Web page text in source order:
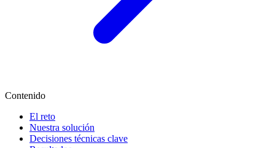
Contenido
El reto
Nuestra solución
Decisiones técnicas clave